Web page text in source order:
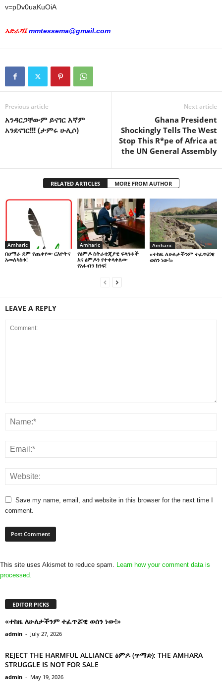
v=pDv0uaKuOiA
አድራሻ፤ mmtessema@gmail.com
Previous article
አንዳርጋቸውም ይናገር እኛም
አንደናገር!!! (ታምሩ ሁሊሶ)
Next article
Ghana President
Shockingly Tells The West
Stop This R*pe of Africa at
the UN General Assembly
RELATED ARTICLES MORE FROM AUTHOR
Amharic
በዐማራ ደም የጨቀየው ርእዮትና
አመለካከቱ!
Amharic
የፅምዶ ስትራቴጂያዊ ፍላጎቶች
እና ፅምዶን የተቀላቀለው
የአፋብን ክንፍ!
Amharic
«ተከዜ ለሁለታችንም ተፈጥሯዊ
ወሰን ነው!»
LEAVE A REPLY
Save my name, email, and website in this browser for the next time I
comment.
This site uses Akismet to reduce spam. Learn how your comment data is
processed.
EDITOR PICKS
«ተከዜ ለሁለታችንም ተፈጥሯዊ ወሰን ነው!»
admin - July 27, 2026
REJECT THE HARMFUL ALLIANCE ፅምዶ (ጥማድ): THE AMHARA
STRUGGLE IS NOT FOR SALE
admin - May 19, 2026